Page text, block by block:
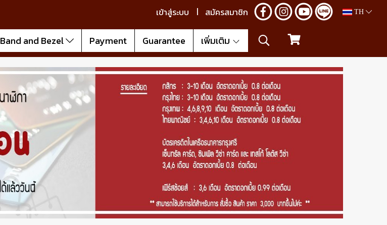
เข้าสู่ระบบ สมัครสมาชิก TH
Band and Bezel Payment Guarantee เพิ่มเติม